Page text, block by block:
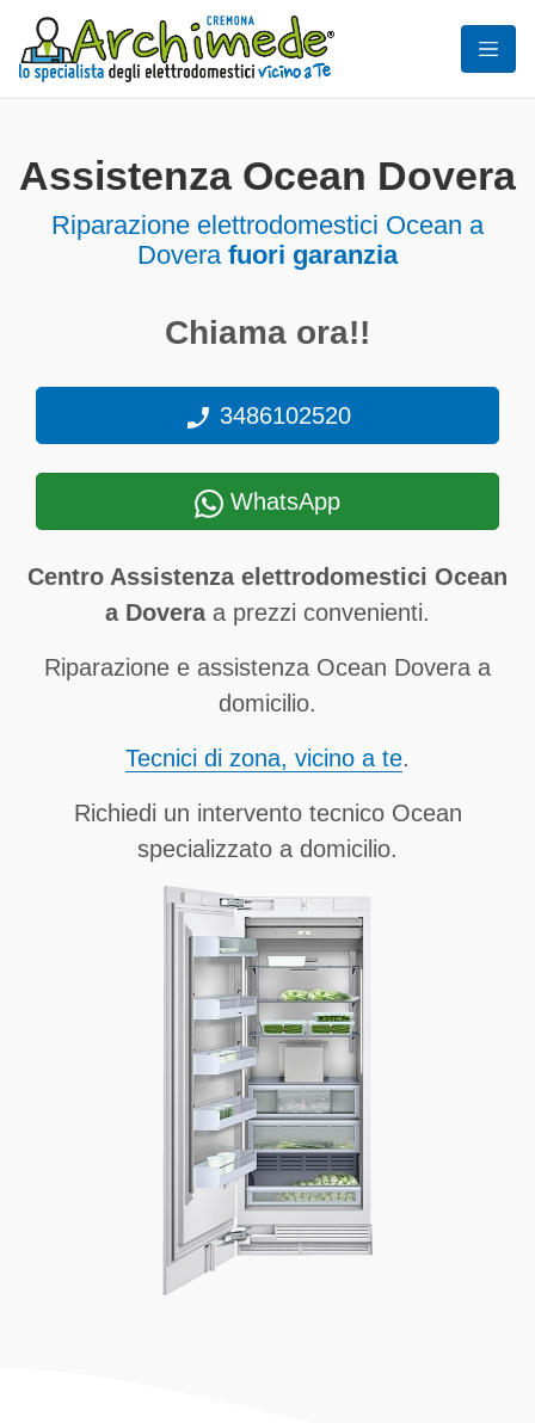
Assistenza Ocean Dovera
Riparazione elettrodomestici Ocean a
Dovera fuori garanzia
Chiama ora!!
3486102520
WhatsApp
Centro Assistenza elettrodomestici Ocean
a Doveraa prezzi convenienti.
Riparazione e assistenza Ocean Dovera a
domicilio.
Tecnici di zona, vicino a te.
Richiedi un intervento tecnico Ocean
specializzato a domicilio.